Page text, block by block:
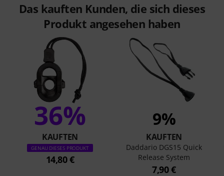
Das kauften Kunden, die sich dieses
Produkt angesehen haben
36%
KAUFTEN
GENAU DIESES PRODUKT
14,80 €
9%
KAUFTEN
Daddario DGS15 Quick
Release System
7,90 €